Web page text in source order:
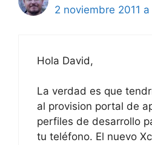
2 noviembre 2011
Hola David,
La verdad es que
al provision portal de
perfiles de desarrollo
tu teléfono. El nuevo